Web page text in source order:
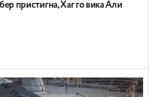
пристигна, Хаг го вика Али